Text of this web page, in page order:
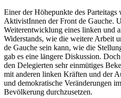
Einer der Höhepunkte des Parteitags
AktivistInnen der Front de Gauche.
Weiterentwicklung eines linken und
Widerstands, wie die weitere Arbeit
de Gauche sein kann, wie die
gab es eine längere Diskussion.
den Delegierten sehr einmütiges
mit anderen linken Kräften und der
und demokratische Veränderungen
Bevölkerung durchzusetzen.